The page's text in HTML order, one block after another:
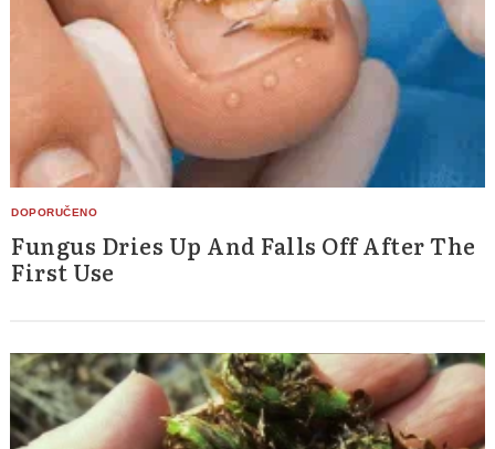
Fungus Dries Up And Falls Off After The
First Use